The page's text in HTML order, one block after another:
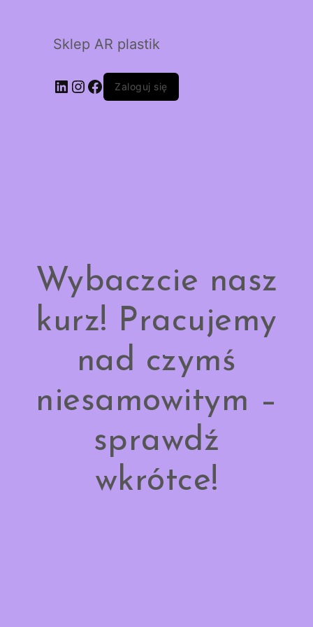
Sklep AR plastik
LinkedIn
Instagram
Facebook
Zaloguj się
Wybaczcie nasz
kurz! Pracujemy
nad czymś
niesamowitym –
sprawdź
wkrótce!